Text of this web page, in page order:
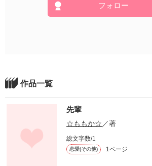
フォロー
作品一覧
先輩
☆ももか☆ ／著
総文字数/1
恋愛(その他) 1ページ